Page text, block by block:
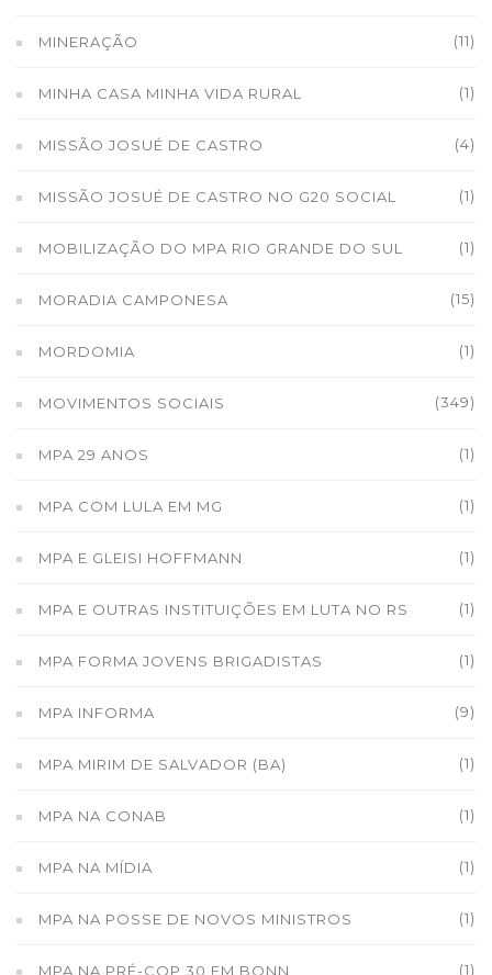
MINERAÇÃO (11)
MINHA CASA MINHA VIDA RURAL (1)
MISSÃO JOSUÉ DE CASTRO (4)
MISSÃO JOSUÉ DE CASTRO NO G20 SOCIAL (1)
MOBILIZAÇÃO DO MPA RIO GRANDE DO SUL (1)
MORADIA CAMPONESA (15)
MORDOMIA (1)
MOVIMENTOS SOCIAIS (349)
MPA 29 ANOS (1)
MPA COM LULA EM MG (1)
MPA E GLEISI HOFFMANN (1)
MPA E OUTRAS INSTITUIÇÕES EM LUTA NO RS (1)
MPA FORMA JOVENS BRIGADISTAS (1)
MPA INFORMA (9)
MPA MIRIM DE SALVADOR (BA) (1)
MPA NA CONAB (1)
MPA NA MÍDIA (1)
MPA NA POSSE DE NOVOS MINISTROS (1)
MPA NA PRÉ-COP 30 EM BONN (1)